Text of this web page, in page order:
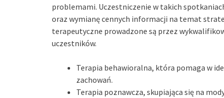
problemami. Uczestniczenie w takich
oraz wymianę cennych informacji na temat
terapeutyczne prowadzone są przez
uczestników.
Terapia behawioralna, która pomaga w
zachowań.
Terapia poznawcza, skupiająca się na